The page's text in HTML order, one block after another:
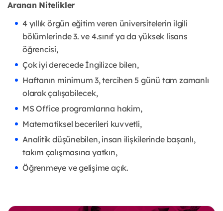
Aranan Nitelikler
4 yıllık örgün eğitim veren üniversitelerin ilgili
bölümlerinde 3. ve 4.sınıf ya da yüksek lisans
öğrencisi,
Çok iyi derecede İngilizce bilen,
Haftanın minimum 3, tercihen 5 günü tam zamanlı
olarak çalışabilecek,
MS Office programlarına hakim,
Matematiksel becerileri kuvvetli,
Analitik düşünebilen, insan ilişkilerinde başarılı,
takım çalışmasına yatkın,
Öğrenmeye ve gelişime açık.